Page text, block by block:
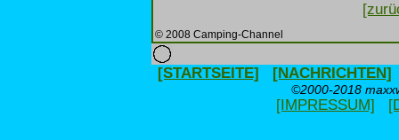
© 2008 Camping-Channel
[STARTSEITE] [NACHRICHTEN]
©2000-2018
[IMPRESSUM]